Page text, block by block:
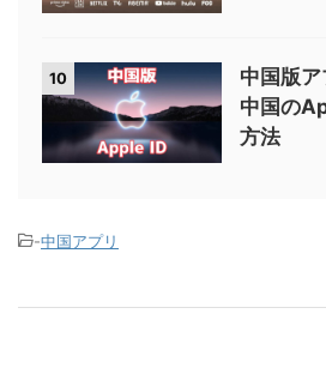
10
中国版
中国の
方法
-中国アプリ